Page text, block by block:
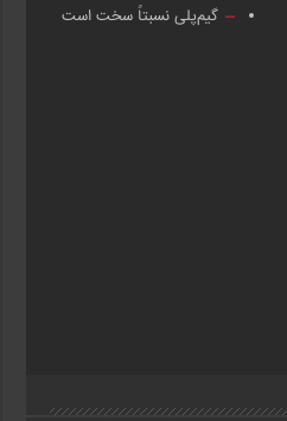
گیم‌پلی نسبتاً سخت است